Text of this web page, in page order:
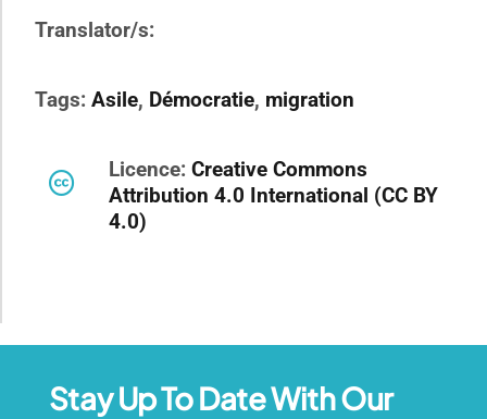
Translator/s:
Tags: Asile, Démocratie, migration
Licence: Creative Commons
Attribution 4.0 International (CC BY
4.0)
Stay Up To Date With Our